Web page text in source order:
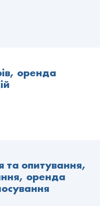
оренда
та опитування,
оренда